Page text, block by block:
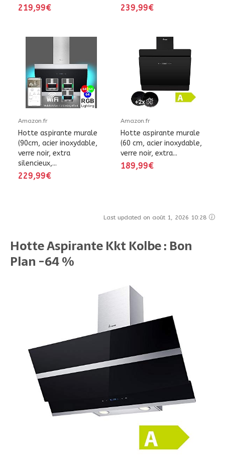
219,99€ 239,99€
Amazon.fr
Hotte aspirante murale
(90cm, acier inoxydable,
verre noir, extra
silencieux,...
229,99€
Amazon.fr
Hotte aspirante murale
(60 cm, acier inoxydable,
verre noir, extra...
189,99€
Last updated on août 1, 2026 10:28
Hotte Aspirante Kkt Kolbe : Bon
Plan -64 %